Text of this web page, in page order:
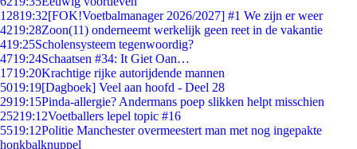
12819:32[FOK!Voetbalmanager 2026/2027] #1 We zijn er weer
4219:28Zoon(11) onderneemt werkelijk geen reet in de vakantie
419:25Scholensysteem tegenwoordig?
4719:24Schaatsen #34: It Giet Oan…
1719:20Krachtige rijke autorijdende mannen
5019:19[Dagboek] Veel aan hoofd - Deel 28
2919:15Pinda-allergie? Andermans poep slikken helpt misschien
25219:12Voetballers lepel topic #16
5519:12Politie Manchester overmeestert man met nog ingepakte
honkbalknuppel